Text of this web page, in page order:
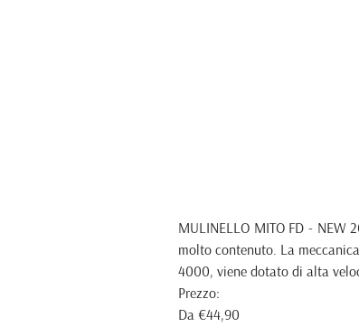
MULINELLO MITO FD - NEW
molto contenuto. La
4000, viene dotato di alta
Prezzo:
Da €44,90